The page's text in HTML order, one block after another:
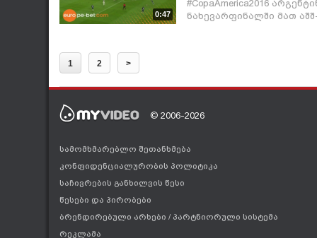
0:47
#CopaAmerica2016
ნახევარფინალში მათ
1 2 >
© 2006-2026
სამომხმარებლო შეთანხმება
კონფიდენციალურობის პოლიტიკა
საჩივრების განხილვის წესი
წესები და პირობები
ბრენდირებული არხები / პარტნიორული სისტემა
რეკლამა